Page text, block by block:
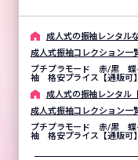
成⼈式の振袖レンタル
成人式振袖コレクション一
プチプラモード 赤/黒
袖 格安プライス【通販可
成⼈式の振袖レンタル
成人式振袖コレクション一
プチプラモード 赤/黒
袖 格安プライス【通販可